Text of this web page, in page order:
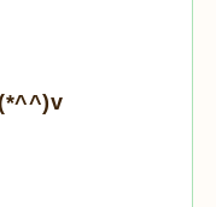
(*^^)v